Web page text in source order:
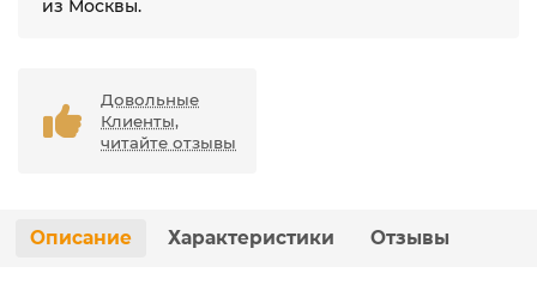
из Москвы.
Довольные
Клиенты,
читайте отзывы
Описание Характеристики Отзывы